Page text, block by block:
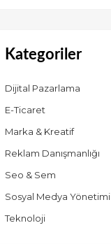
Kategoriler
Dijital Pazarlama
E-Ticaret
Marka & Kreatif
Reklam Danışmanlığı
Seo & Sem
Sosyal Medya Yönetimi
Teknoloji